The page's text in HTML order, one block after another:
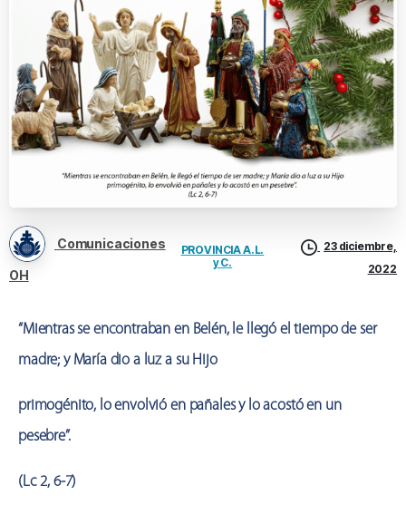
Comunicaciones
OH
PROVINCIA A.L.
y C.
23 diciembre,
2022
“Mientras se encontraban en Belén, le llegó el tiempo de ser
madre; y María dio a luz a su Hijo
primogénito, lo envolvió en pañales y lo acostó en un
pesebre”.
(Lc 2, 6-7)